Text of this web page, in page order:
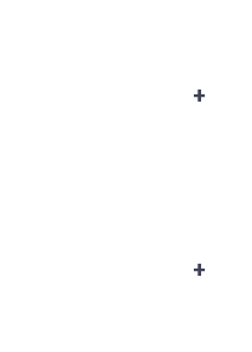
+
+